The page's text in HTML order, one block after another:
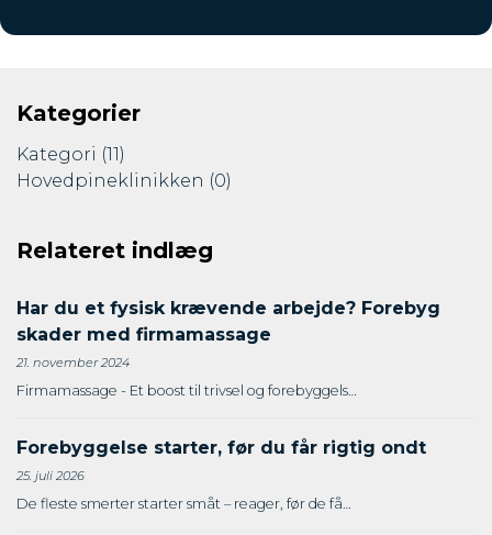
Kategorier
Kategori (11)
Hovedpineklinikken (0)
Relateret indlæg
Har du et fysisk krævende arbejde? Forebyg
skader med firmamassage
21. november 2024
Firmamassage - Et boost til trivsel og forebyggels…
Forebyggelse starter, før du får rigtig ondt
25. juli 2026
De fleste smerter starter småt – reager, før de få…